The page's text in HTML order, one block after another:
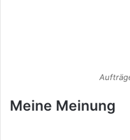
Meine Meinung